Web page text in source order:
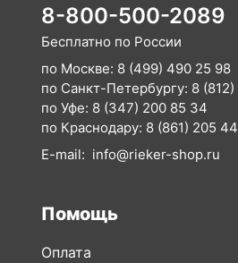
8-800-500-2089
Бесплатно по России
по Москве: 8 (499) 490 25 98
по Санкт-Петербургу: 8
по Уфе: 8 (347) 200 85 34
по Краснодару: 8 (861) 205
E-mail: info@rieker-shop.ru
Помощь
Оплата